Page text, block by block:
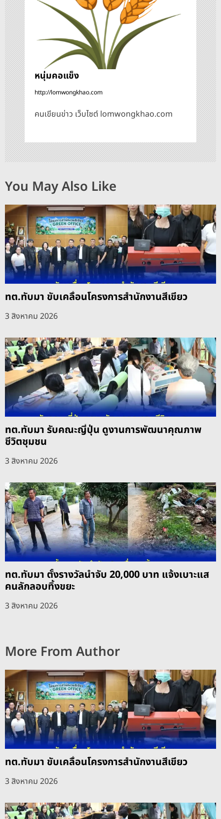
ง
หนุ่มคอแข็ง
http://lomwongkhao.com
คนเขียนข่าว เว็บไซต์ lomwongkhao.com
You May Also Like
ทต.ทับมา ขับเคลื่อนโครงการสำนักงานสีเขียว
3 สิงหาคม 2026
ทต.ทับมา รับคณะญี่ปุ่น ดูงานการพัฒนาคุณภาพ
ชีวิตชุมชน
3 สิงหาคม 2026
ทต.ทับมา ตั้งรางวัลนำจับ 20,000 บาท แจ้งเบาะแส
คนลักลอบทิ้งขยะ
3 สิงหาคม 2026
More From Author
ทต.ทับมา ขับเคลื่อนโครงการสำนักงานสีเขียว
3 สิงหาคม 2026